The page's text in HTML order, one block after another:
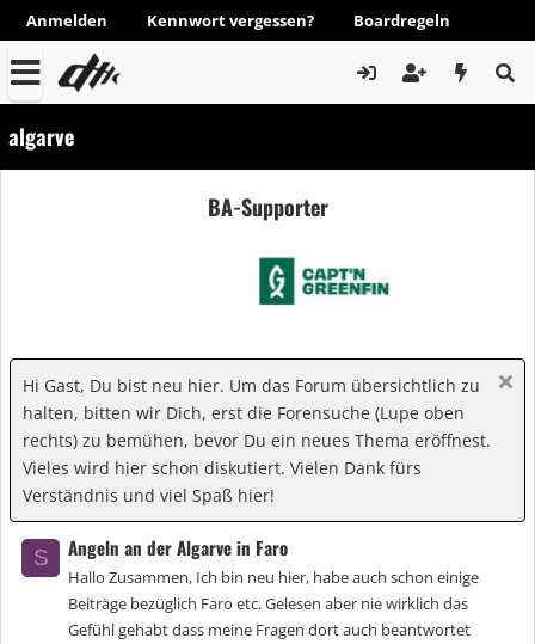
Anmelden Kennwort vergessen? Boardregeln
algarve
BA-Supporter
Hi Gast, Du bist neu hier. Um das Forum übersichtlich zu
halten, bitten wir Dich, erst die Forensuche (Lupe oben
rechts) zu bemühen, bevor Du ein neues Thema eröffnest.
Vieles wird hier schon diskutiert. Vielen Dank fürs
Verständnis und viel Spaß hier!
S Angeln an der Algarve in Faro
Hallo Zusammen, Ich bin neu hier, habe auch schon einige
Beiträge bezüglich Faro etc. Gelesen aber nie wirklich das
Gefühl gehabt dass meine Fragen dort auch beantwortet